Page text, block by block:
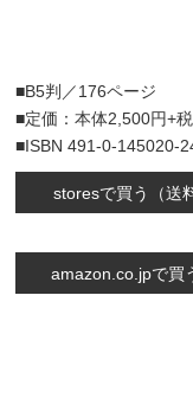
■B5判／176ページ
■定価：本体2,500円+税
■ISBN 491-0-145020-
storesで買う（送
amazon.co.jpで買